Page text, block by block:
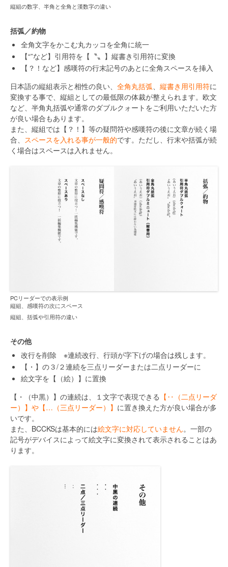
縦組の数字、半角と全角と漢数字の違い
括弧／約物
全角文字をかこむ丸カッコを全角に統一
【“”など】引用符を【〝〟】縦書き引用符に変換
【？！など】感嘆符の行末記号のあとに全角スペースを挿入
日本語の縦組表示と相性の良い、全角丸括弧、縦書き用引用符に
変換する事で、縦組としての最低限の体裁が整えられます。欧文
など、半角丸括弧や通常のダブルクォートをご利用いただいた方
が良い場合もあります。
また、縦組では【？！】等の疑問符や感嘆符の後に文章が続く場
合、 スペースを入れる事が一般的です。ただし、行末や括弧が続
く場合はスペースは入れません。
PCリーダーでの表示例
縦組、感嘆符の次にスペース
縦組、括弧や引用符の違い
その他
改行を削除 ※連続改行、行頭が字下げの場合は残します。
【・】の３/２連続を三点リーダーまたは二点リーダーに
絵文字を【（絵）】に置換
【・（中黒）】の連続は、１文字で表現できる 【‥（二点リーダ
ー）】や【…（三点リーダー）】 に置き換えた方が良い場合が多
いです。
また、BCCKSは基本的には絵文字に対応していません。一部の
記号がデバイスによって絵文字に変換されて表示されることはあ
ります。